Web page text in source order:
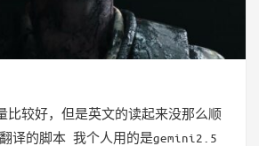
较好，但是英文的读起来没那么顺
翻译的脚本 我个人用的是gemini2.5